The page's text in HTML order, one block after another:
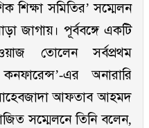
শিক্ষা সমিতির’ সম্মেলন
জাগায়। পূর্ববঙ্গে একটি
তোলেন সর্বপ্রথম
এর অনারারি
সাহেবজাদা আফতাব আহমদ
সম্মেলনে তিনি বলেন,